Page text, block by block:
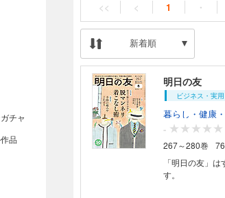
<< < 1 ・
新着順
明日の友
ビジネス・実用
暮らし・健康
-
267～280巻
「明日の友」
す。
チャ
品